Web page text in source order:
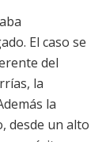
El caso se
del
la
la
desde un alto